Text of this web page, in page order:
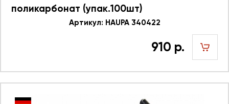
поликарбонат (упак.100шт)
Артикул: HAUPA 340422
910 р.